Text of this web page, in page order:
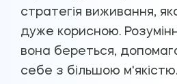
стратегія виживання,
дуже корисною.
вона береться,
себе з більшою м'якістю.